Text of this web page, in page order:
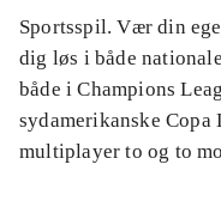
Sportsspil. Vær din
dig løs i både
både i Champions
sydamerikanske Copa
multiplayer to og to